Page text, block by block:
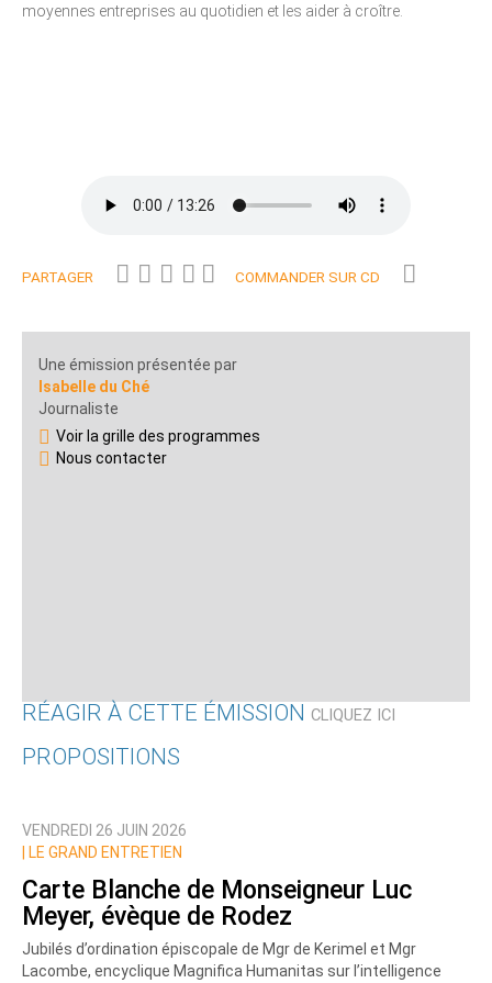
moyennes entreprises au quotidien et les aider à croître.
PARTAGER COMMANDER SUR CD
Une émission présentée par
Isabelle du Ché
Journaliste
Voir la grille des programmes
Nous contacter
RÉAGIR À CETTE ÉMISSION CLIQUEZ ICI
Nom
Courriel (non publié)
PROPOSITIONS
VENDREDI 26 JUIN 2026
LE GRAND ENTRETIEN
Carte Blanche de Monseigneur Luc
Meyer, évèque de Rodez
Jubilés d’ordination épiscopale de Mgr de Kerimel et Mgr
Lacombe, encyclique Magnifica Humanitas sur l’intelligence